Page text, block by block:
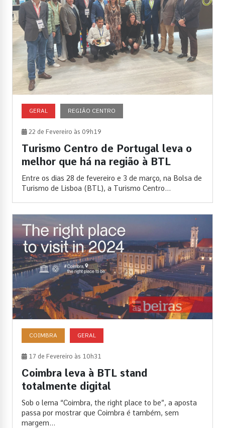
GERAL REGIÃO CENTRO
22 de Fevereiro às 09h19
Turismo Centro de Portugal leva o
melhor que há na região à BTL
Entre os dias 28 de fevereiro e 3 de março, na Bolsa de
Turismo de Lisboa (BTL), a Turismo Centro...
COIMBRA GERAL
17 de Fevereiro às 10h31
Coimbra leva à BTL stand
totalmente digital
Sob o lema “Coimbra, the right place to be”, a aposta
passa por mostrar que Coimbra é também, sem
margem...